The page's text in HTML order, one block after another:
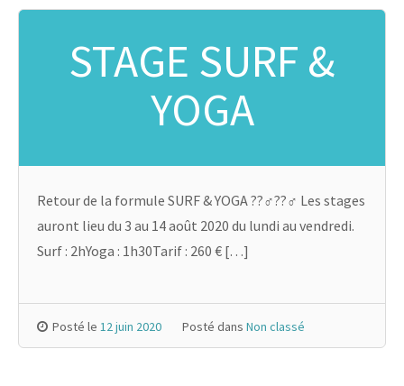
STAGE SURF &
YOGA
Retour de la formule SURF & YOGA ??‍♂️??‍♂️ Les stages
auront lieu du 3 au 14 août 2020 du lundi au vendredi.
Surf : 2hYoga : 1h30Tarif : 260 € […]
Posté le 12 juin 2020 Posté dans Non classé